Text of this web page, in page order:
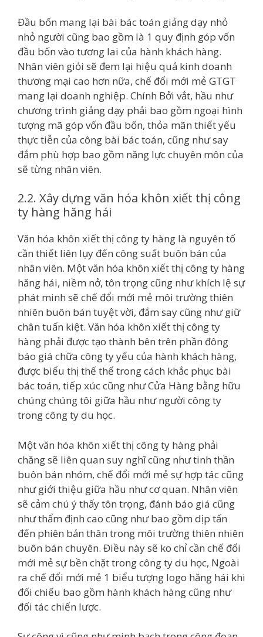
Đầu bốn mang lại bài bác toán giảng dạy nhỏ
nhỏ người cũng bao gồm là 1 quy định góp vốn
đầu bốn vào tương lai của hành khách hàng.
Nhân viên giỏi sẽ đem lại hiệu quả kinh doanh
thương mại cao hơn nữa, chế đổi mới mẻ GTGT
mang lại doanh nghiệp. Chính Bởi vắt, hầu như
chương trình giảng dạy phải bao gồm ngoại hình
tượng mã góp vốn đầu bốn, thỏa mãn thiết yếu
thực tiễn của công bài bác toán, cũng như say
đắm phù hợp bao gồm năng lực chuyên môn của
sẽ từng nhân viên.
2.2. Xây dựng văn hóa khôn xiết thị công
ty hàng hăng hái
Văn hóa khôn xiết thị công ty hàng là nguyên tố
cần thiết liên lụy đến công suất buôn bán của
nhân viên. Một văn hóa khôn xiết thị công ty hàng
hăng hái, niềm nở, tôn trọng cũng như khích lệ sự
phát minh sẽ chế đổi mới mẻ môi trường thiên
nhiên buôn bán tuyệt vời, đắm say cũng như giữ
chân tuấn kiệt. Văn hóa khôn xiết thị công ty
hàng phải được tạo thành bên trên phần đông
báo giá chữa công ty yếu của hành khách hàng,
được biểu thị thế thể trong cách khắc phục bài
bác toán, tiếp xúc cũng như Cửa Hàng bằng hữu
chúng chúng tôi giữa hầu như người công ty
trong công ty du học.
Một văn hóa khôn xiết thị công ty hàng phải
chăng sẽ liên quan suy nghĩ cũng như tinh thần
buôn bán nhóm, chế đổi mới mẻ sự hợp tác cũng
như giới thiệu giữa hầu như cơ quan. Nhân viên
sẽ cảm chú ý thấy tôn trọng, đánh báo giá cũng
như thẩm định cao cũng như bao gồm dịp tấn
đến phiên bản thân trong môi trường thiên nhiên
buôn bán chuyên. Điều này sẽ ko chỉ cần chế đổi
mới mẻ sự bền chặt trong công ty du học, Ngoài
ra chế đổi mới mẻ 1 biểu tượng logo hăng hái khi
đối chiếu bao gồm hành khách hàng cũng như
đối tác chiến lược.